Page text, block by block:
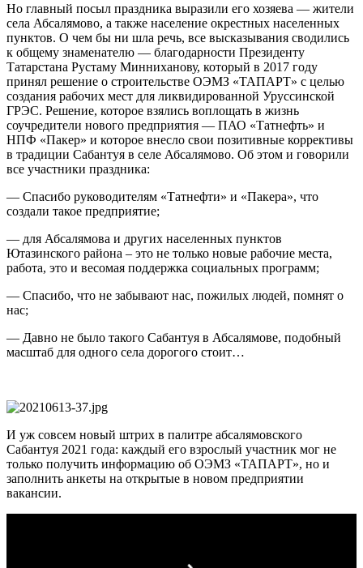
Но главный посыл праздника выразили его хозяева — жители
села Абсалямово, а также население окрестных населенных
пунктов. О чем бы ни шла речь, все высказывания сводились
к общему знаменателю — благодарности Президенту
Татарстана Рустаму Минниханову, который в 2017 году
принял решение о строительстве ОЭМЗ «ТАПАРТ» с целью
создания рабочих мест для ликвидированной Уруссинской
ГРЭС. Решение, которое взялись воплощать в жизнь
соучредители нового предприятия — ПАО «Татнефть» и
НПФ «Пакер» и которое внесло свои позитивные коррективы
в традиции Сабантуя в селе Абсалямово. Об этом и говорили
все участники праздника:
— Спасибо руководителям «Татнефти» и «Пакера», что
создали такое предприятие;
— для Абсалямова и других населенных пунктов
Ютазинского района – это не только новые рабочие места,
работа, это и весомая поддержка социальных программ;
— Спасибо, что не забывают нас, пожилых людей, помнят о
нас;
— Давно не было такого Сабантуя в Абсалямове, подобный
масштаб для одного села дорогого стоит…
И уж совсем новый штрих в палитре абсалямовского
Сабантуя 2021 года: каждый его взрослый участник мог не
только получить информацию об ОЭМЗ «ТАПАРТ», но и
заполнить анкеты на открытые в новом предприятии
вакансии.